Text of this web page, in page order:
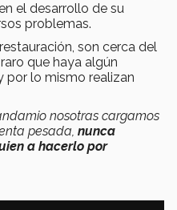
el desarrollo de su
problemas.
son cerca del
que haya algún
por lo mismo realizan
nosotras cargamos
pesada, nunca
a hacerlo por